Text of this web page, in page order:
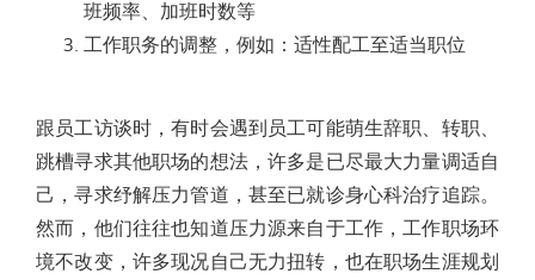
班频率、 加班时数等
工作职务的调整，例如 ： 适性配工至适当职位
跟员工访谈时，有时会遇到员工可能萌生辞职 转职
跳槽寻求其他职场的想法，许多是已尽最大力量调适自
己，寻求纾解压力管道，甚至已就诊身心科治疗追踪。
然而，他们往往也知道压力源来自于工作，工作职场环
境不改变，许多现况自己无力扭转，也在职场生涯规划